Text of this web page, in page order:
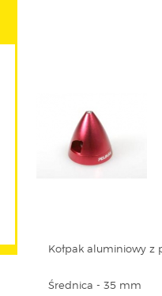
Kołpak aluminiowy z
Średnica - 35 mm